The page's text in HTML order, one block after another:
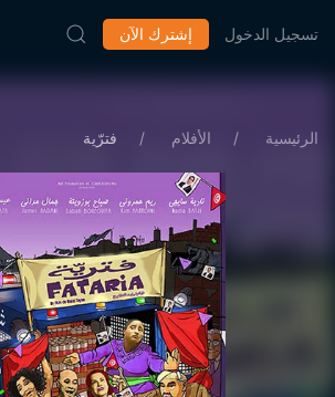
إشترك الآن تسجيل الدخول
الرئيسية الأفلام فترّية